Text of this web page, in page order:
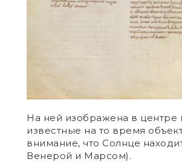
На ней изображена в центре
известные на то время
внимание, что Солнце
Венерой и Марсом).